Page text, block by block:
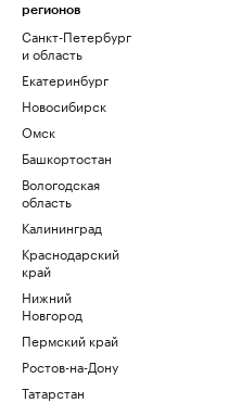
регионов
Санкт-Петербург
и область
Екатеринбург
Новосибирск
Омск
Башкортостан
Вологодская
область
Калининград
Краснодарский
край
Нижний
Новгород
Пермский край
Ростов-на-Дону
Татарстан